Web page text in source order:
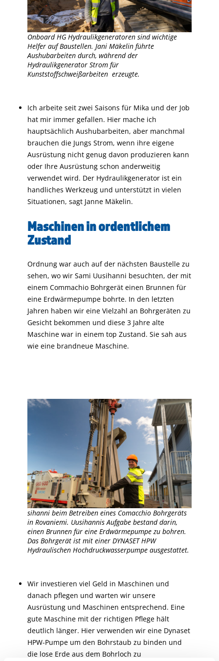
Onboard HG Hydraulikgeneratoren sind wichtige
Helfer auf Baustellen. Jani Mäkelin führte
Aushubarbeiten durch, während der
Hydraulikgenerator Strom für
Kunststoffschweißarbeiten erzeugte.
Ich arbeite seit zwei Saisons für Mika und der Job
hat mir immer gefallen. Hier mache ich
hauptsächlich Aushubarbeiten, aber manchmal
brauchen die Jungs Strom, wenn ihre eigene
Ausrüstung nicht genug davon produzieren kann
oder Ihre Ausrüstung schon anderweitig
verwendet wird. Der Hydraulikgenerator ist ein
handliches Werkzeug und unterstützt in vielen
Situationen, sagt Janne Mäkelin.
Maschinen in ordentlichem
Zustand
Ordnung war auch auf der nächsten Baustelle zu
sehen, wo wir Sami Uusihanni besuchten, der mit
einem Commachio Bohrgerät einen Brunnen für
eine Erdwärmepumpe bohrte. In den letzten
Jahren haben wir eine Vielzahl an Bohrgeräten zu
Gesicht bekommen und diese 3 Jahre alte
Maschine war in einem top Zustand. Sie sah aus
wie eine brandneue Maschine.
sihanni beim Betreiben eines Comacchio Bohrgeräts
in Rovaniemi. Uusihannis Aufgabe bestand darin,
einen Brunnen für eine Erdwärmepumpe zu bohren.
Das Bohrgerät ist mit einer DYNASET HPW
Hydraulischen Hochdruckwasserpumpe ausgestattet.
Wir investieren viel Geld in Maschinen und
danach pflegen und warten wir unsere
Ausrüstung und Maschinen entsprechend. Eine
gute Maschine mit der richtigen Pflege hält
deutlich länger. Hier verwenden wir eine Dynaset
HPW-Pumpe um den Bohrstaub zu binden und
die lose Erde aus dem Bohrloch zu